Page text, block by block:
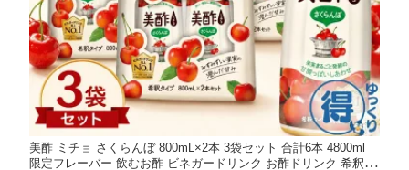
美酢 ミチョ さくらんぼ 800mL×2本 3袋セット 合計6本 4800ml
限定フレーバー 飲むお酢 ビネガードリンク お酢ドリンク 希釈タ